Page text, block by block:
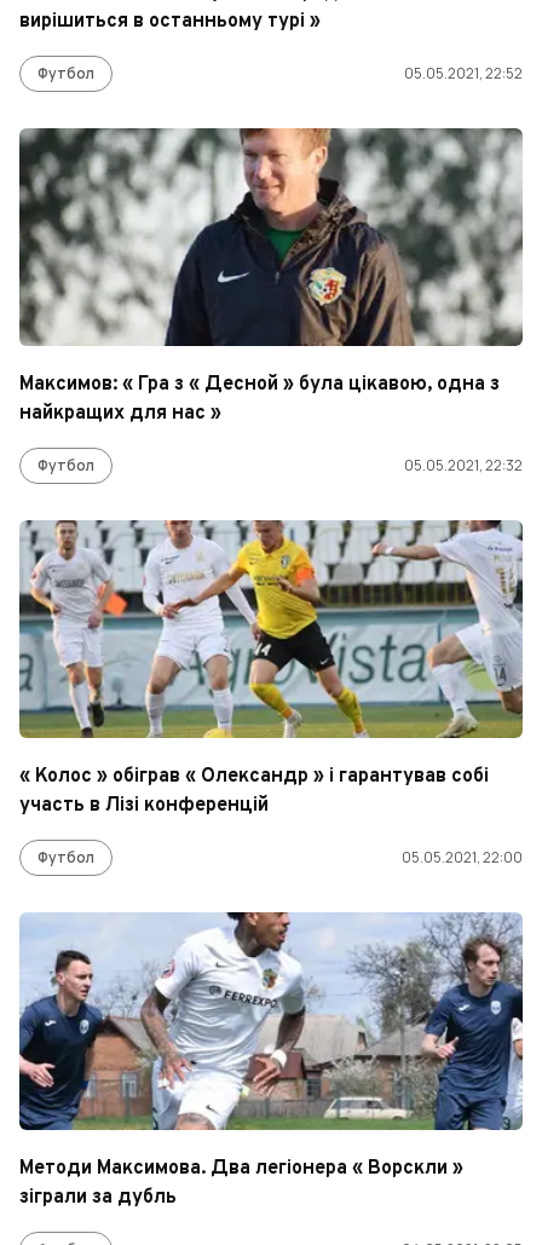
вирішиться в останньому турі »
Футбол 05.05.2021, 22:52
Максимов: « Гра з « Десной » була цікавою, одна з
найкращих для нас »
Футбол 05.05.2021, 22:32
« Колос » обіграв « Олександр » і гарантував собі
участь в Лізі конференцій
Футбол 05.05.2021, 22:00
Методи Максимова. Два легіонера « Ворскли »
зіграли за дубль